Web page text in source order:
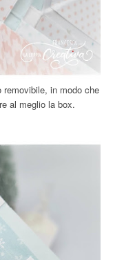
removibile, in modo che
al meglio la box.